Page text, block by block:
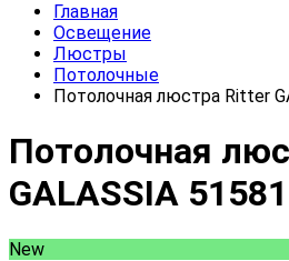
Главная
Освещение
Люстры
Потолочные
Потолочная люстра Ritter
Потолочная
GALASSIA
New